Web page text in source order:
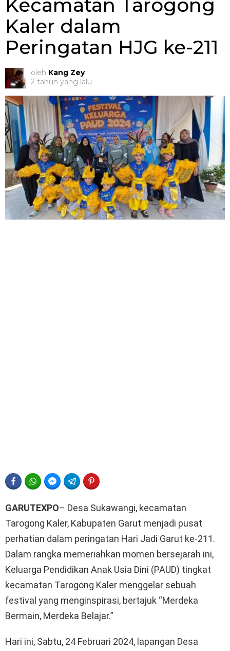
Kecamatan Tarogong
Kaler dalam
Peringatan HJG ke-211
oleh Kang Zey
2 tahun yang lalu
FACEBOOKWHATSAPPFACEBOOK MESSENGER
TELEGRAM
GARUTEXPO– Desa Sukawangi, kecamatan
Tarogong Kaler, Kabupaten Garut menjadi pusat
perhatian dalam peringatan Hari Jadi Garut ke-211.
Dalam rangka memeriahkan momen bersejarah ini,
Keluarga Pendidikan Anak Usia Dini (PAUD) tingkat
kecamatan Tarogong Kaler menggelar sebuah
festival yang menginspirasi, bertajuk “Merdeka
Bermain, Merdeka Belajar.”
Hari ini, Sabtu, 24 Februari 2024, lapangan Desa